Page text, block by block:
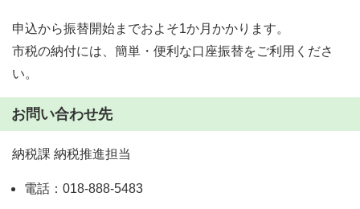
申込から振替開始までおよそ1か月かかります。
市税の納付には、簡単・便利な口座振替をご利用くださ
い。
お問い合わせ先
納税課 納税推進担当
電話：018-888-5483